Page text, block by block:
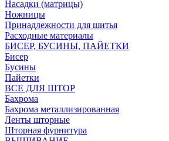
Насадки (матрицы)
Ножницы
Принадлежности для шитья
Расходные материалы
БИСЕР, БУСИНЫ, ПАЙЕТКИ
Бисер
Бусины
Пайетки
ВСЕ ДЛЯ ШТОР
Бахрома
Бахрома металлизированная
Ленты шторные
Шторная фурнитура